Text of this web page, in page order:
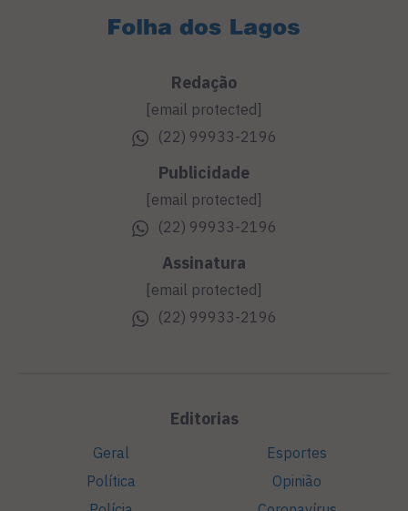
Redação
[email protected]
(22) 99933-2196
Publicidade
[email protected]
(22) 99933-2196
Assinatura
[email protected]
(22) 99933-2196
Editorias
Geral
Política
Esportes
Opinião